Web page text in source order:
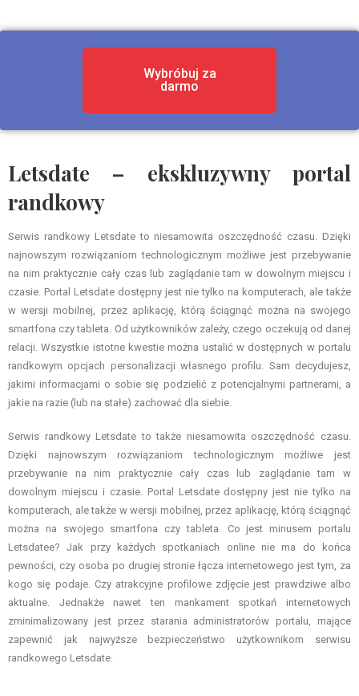
Wybróbuj za
darmo
Letsdate – ekskluzywny portal
randkowy
Serwis randkowy Letsdate to niesamowita oszczędność czasu. Dzięki
najnowszym rozwiązaniom technologicznym możliwe jest przebywanie
na nim praktycznie cały czas lub zaglądanie tam w dowolnym miejscu i
czasie. Portal Letsdate dostępny jest nie tylko na komputerach, ale także
w wersji mobilnej, przez aplikację, którą ściągnąć można na swojego
smartfona czy tableta. Od użytkowników zależy, czego oczekują od danej
relacji. Wszystkie istotne kwestie można ustalić w dostępnych w portalu
randkowym opcjach personalizacji własnego profilu. Sam decydujesz,
jakimi informacjami o sobie się podzielić z potencjalnymi partnerami, a
jakie na razie (lub na stałe) zachować dla siebie.
Serwis randkowy Letsdate to także niesamowita oszczędność czasu.
Dzięki najnowszym rozwiązaniom technologicznym możliwe jest
przebywanie na nim praktycznie cały czas lub zaglądanie tam w
dowolnym miejscu i czasie. Portal Letsdate dostępny jest nie tylko na
komputerach, ale także w wersji mobilnej, przez aplikację, którą ściągnąć
można na swojego smartfona czy tableta. Co jest minusem portalu
Letsdatee? Jak przy każdych spotkaniach online nie ma do końca
pewności, czy osoba po drugiej stronie łącza internetowego jest tym, za
kogo się podaje. Czy atrakcyjne profilowe zdjęcie jest prawdziwe albo
aktualne. Jednakże nawet ten mankament spotkań internetowych
zminimalizowany jest przez starania administratorów portalu, mające
zapewnić jak najwyższe bezpieczeństwo użytkownikom serwisu
randkowego Letsdate.